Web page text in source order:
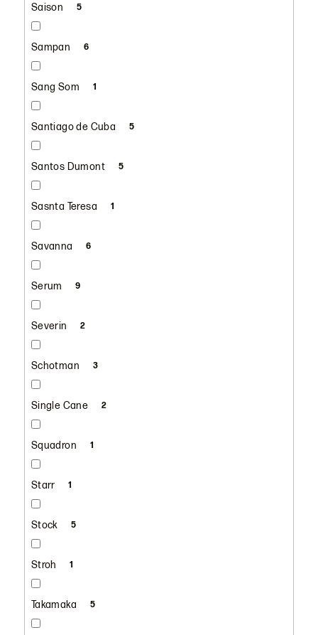
Saison 5
Sampan 6
Sang Som 1
Santiago de Cuba 5
Santos Dumont 5
Sasnta Teresa 1
Savanna 6
Serum 9
Severin 2
Schotman 3
Single Cane 2
Squadron 1
Starr 1
Stock 5
Stroh 1
Takamaka 5